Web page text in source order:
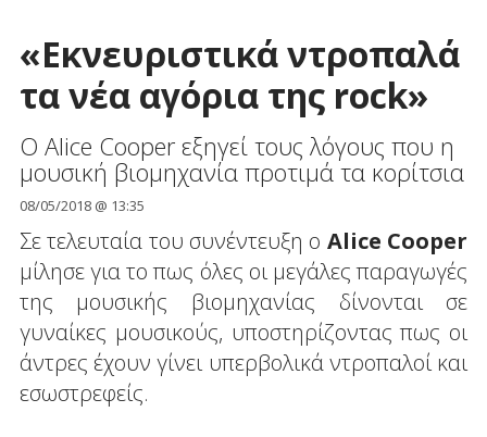
«Εκνευριστικά ντροπαλά
τα νέα αγόρια της rock»
Ο Alice Cooper εξηγεί τους λόγους που η
μουσική βιομηχανία προτιμά τα κορίτσια
08/05/2018 @ 13:35
Σε τελευταία του συνέντευξη ο Alice Cooper
μίλησε για το πως όλες οι μεγάλες παραγωγές
της μουσικής βιομηχανίας δίνονται σε
γυναίκες μουσικούς, υποστηρίζοντας πως οι
άντρες έχουν γίνει υπερβολικά ντροπαλοί και
εσωστρεφείς.